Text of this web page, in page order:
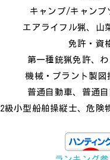
キャンプ/キャンプ
エアライフル猟、山
免許・資
第一種銃猟免許、わ
機械・プラント製図
普通自動車、普通自
2級小型船舶操縦士、危険